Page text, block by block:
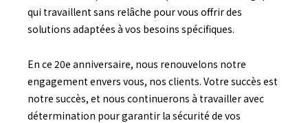
qui travaillent sans relâche pour vous offrir des
solutions adaptées à vos besoins spécifiques.
En ce 20e anniversaire, nous renouvelons notre
engagement envers vous, nos clients. Votre succès est
notre succès, et nous continuerons à travailler avec
détermination pour garantir la sécurité de vos